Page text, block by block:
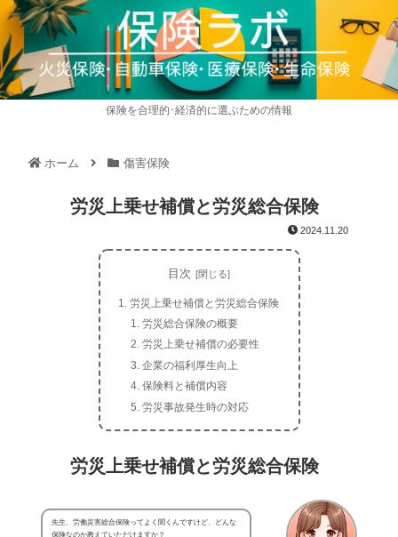
保険を合理的･経済的に選ぶための情報
ホーム 傷害保険
労災上乗せ補償と労災総合保険
2024.11.20
目次
労災上乗せ補償と労災総合保険
労災総合保険の概要
労災上乗せ補償の必要性
企業の福利厚生向上
保険料と補償内容
労災事故発生時の対応
労災上乗せ補償と労災総合保険
先生、労働災害総合保険ってよく聞くんですけど、どんな
保険なのか教えていただけますか？